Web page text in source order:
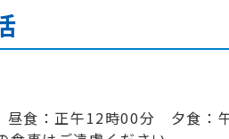
食：正午12時00分 夕食：